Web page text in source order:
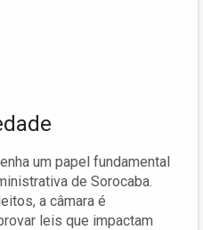
um papel fundamental
de Sorocaba.
a câmara é
leis que impactam